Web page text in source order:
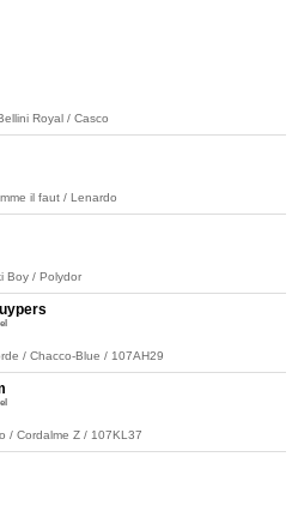
Royal / Casco
il faut / Lenardo
Boy / Polydor
/ Chacco-Blue / 107AH29
/ Cordalme Z / 107KL37